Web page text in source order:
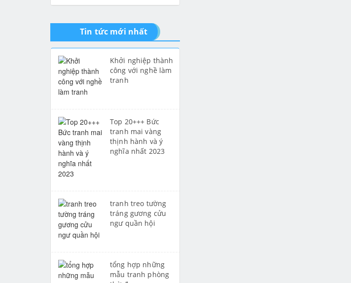
Tin tức mới nhất
Khởi nghiệp thành
công với nghề làm
tranh
Top 20+++ Bức
tranh mai vàng
thịnh hành và ý
nghĩa nhất 2023
tranh treo tường
tráng gương cửu
ngư quần hội
tổng hợp những
mẫu tranh phòng